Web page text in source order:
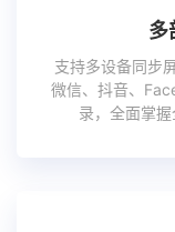
多
支持多设备同步
微信、抖音、
录，全面掌握